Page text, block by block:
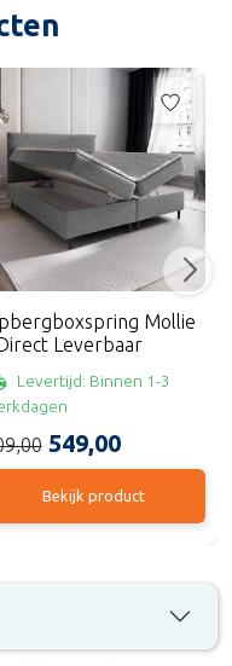
Mollie
Leverbaar
Levertijd: Binnen 1-3
549,00
Bekijk product